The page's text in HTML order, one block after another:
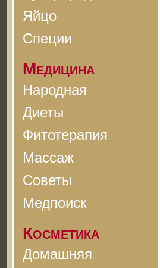
Яйцо
Специи
Медицина
Народная
Диеты
Фитотерапия
Массаж
Советы
Медпоиск
Косметика
Домашняя